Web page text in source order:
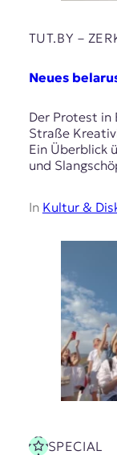
TUT.BY –
Neues
Der Protest in
Straße
Ein Überblick
und
In Kultur &
SPECIAL